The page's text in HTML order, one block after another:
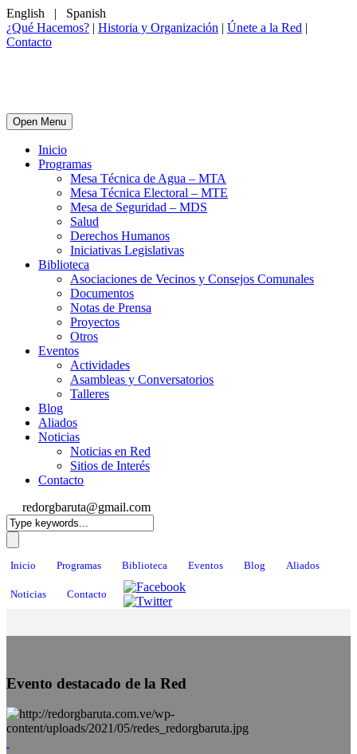
English |
Spanish
¿Qué Hacemos? | Historia y Organización | Únete a la Red |
Contacto
Open Menu
Inicio
Programas
Mesa Técnica de Agua – MTA
Mesa Técnica Electoral – MTE
Mesa de Seguridad – MDS
Salud
Derechos Humanos
Iniciativas Legislativas
Biblioteca
Asociaciones de Vecinos y Consejos Comunales
Documentos
Notas de Prensa
Proyectos
Otros
Eventos
Actividades
Asambleas y Conversatorios
Talleres
Blog
Aliados
Noticias
Noticias en Red
Sitios de Interés
Contacto
redorgbaruta@gmail.com
Inicio Programas Biblioteca Eventos Blog Aliados
Noticias Contacto
Evento destacado de la Red